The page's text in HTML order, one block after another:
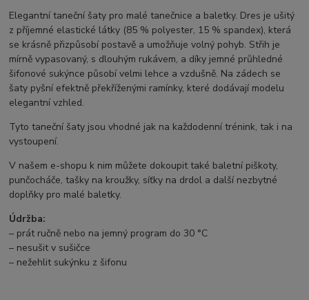
Elegantní taneční šaty pro malé tanečnice a baletky. Dres je ušitý
z příjemné elastické látky (85 % polyester, 15 % spandex), která
se krásně přizpůsobí postavě a umožňuje volný pohyb. Střih je
mírně vypasovaný, s dlouhým rukávem, a díky jemné průhledné
šifonové sukýnce působí velmi lehce a vzdušně. Na zádech se
šaty pyšní efektně překříženými ramínky, které dodávají modelu
elegantní vzhled.
Tyto taneční šaty jsou vhodné jak na každodenní trénink, tak i na
vystoupení.
V našem e-shopu k nim můžete dokoupit také baletní piškoty,
punčocháče, tašky na kroužky, síťky na drdol a další nezbytné
doplňky pro malé baletky.
Údržba:
– prát ručně nebo na jemný program do 30 °C
– nesušit v sušičce
– nežehlit sukýnku z šifonu